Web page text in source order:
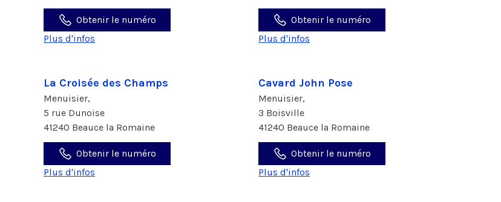
Obtenir le numéro
Plus d'infos
Obtenir le numéro
Plus d'infos
La Croisée des Champs
Menuisier,
5 rue Dunoise
41240 Beauce la Romaine
Obtenir le numéro
Plus d'infos
Cavard John Pose
Menuisier,
3 Boisville
41240 Beauce la Romaine
Obtenir le numéro
Plus d'infos